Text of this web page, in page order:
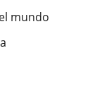
mundo